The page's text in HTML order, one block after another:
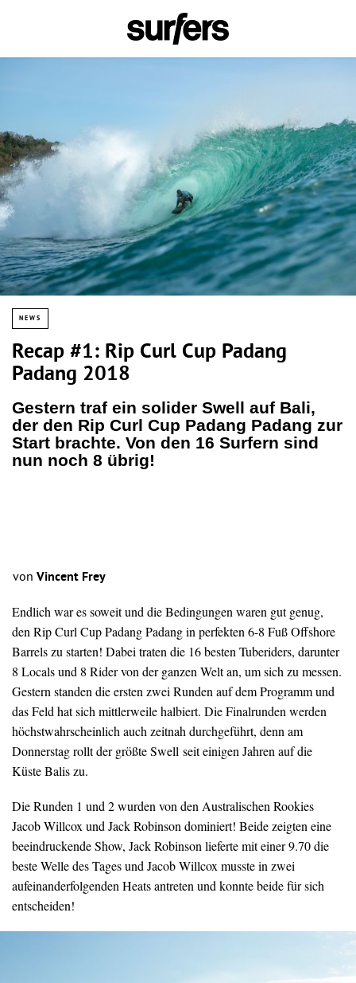
NEWS
Recap #1: Rip Curl Cup Padang
Padang 2018
Gestern traf ein solider Swell auf Bali,
der den Rip Curl Cup Padang Padang zur
Start brachte. Von den 16 Surfern sind
nun noch 8 übrig!
von Vincent Frey
Endlich war es soweit und die Bedingungen waren gut genug,
denRip CurlCup Padang Padang in perfekten 6-8 Fuß Offshore
Barrels zu starten! Dabei traten die 16 besten Tuberiders, darunter
8 Locals und 8 Rider von der ganzen Welt an, um sich zu messen.
Gestern standen die ersten zwei Runden auf dem Programm und
das Feld hat sich mittlerweile halbiert. Die Finalrunden werden
höchstwahrscheinlich auch zeitnah durchgeführt, denn am
Donnerstag rollt der größte Swell seit einigen Jahren auf die
Küste Balis zu.
Die Runden 1 und 2 wurden von den Australischen Rookies
Jacob Willcox und Jack Robinson dominiert! Beide zeigten eine
beeindruckende Show, Jack Robinson lieferte mit einer 9.70 die
beste Welle des Tages und Jacob Willcox musste in zwei
aufeinanderfolgenden Heats antreten und konnte beide für sich
entscheiden!